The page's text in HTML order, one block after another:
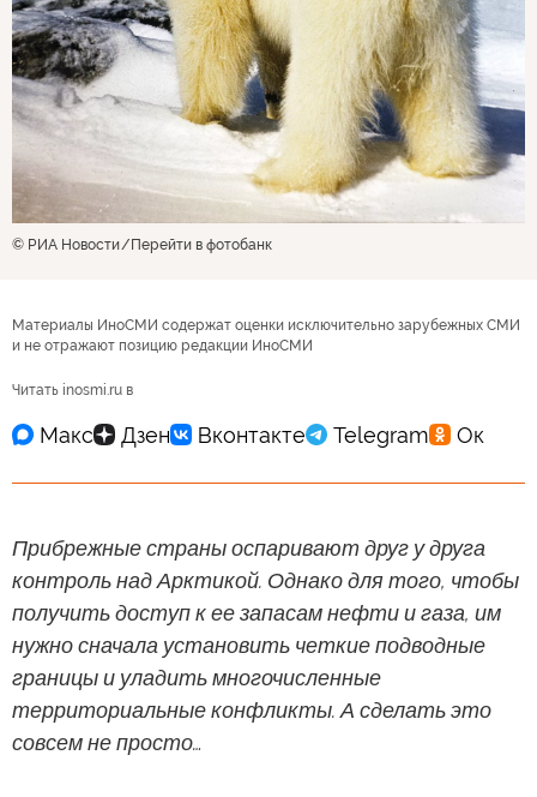
© РИА Новости Перейти в фотобанк
Материалы ИноСМИ содержат оценки исключительно зарубежных СМИ
и не отражают позицию редакции ИноСМИ
Читать inosmi.ru в
Прибрежные страны оспаривают друг у друга
контроль над Арктикой. Однако для того, чтобы
получить доступ к ее запасам нефти и газа, им
нужно сначала установить четкие подводные
границы и уладить многочисленные
территориальные конфликты. А сделать это
совсем не просто…